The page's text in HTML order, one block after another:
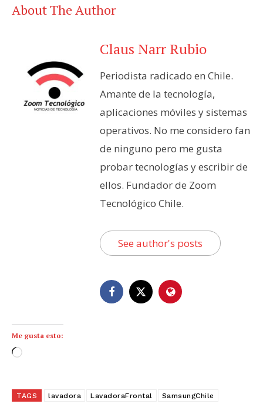
About The Author
Claus Narr Rubio
Periodista radicado en Chile.
Amante de la tecnología,
aplicaciones móviles y sistemas
operativos. No me considero fan
de ninguno pero me gusta
probar tecnologías y escribir de
ellos. Fundador de Zoom
Tecnológico Chile.
See author's posts
Me gusta esto:
C
g
TAGS lavadora LavadoraFrontal SamsungChile